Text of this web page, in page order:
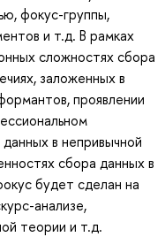
фокус-группы,
и т.д. В рамках
сложностях сбора
заложенных в
проявлении
в непривычной
сбора данных в
будет сделан на
анализе,
теории и т.д.